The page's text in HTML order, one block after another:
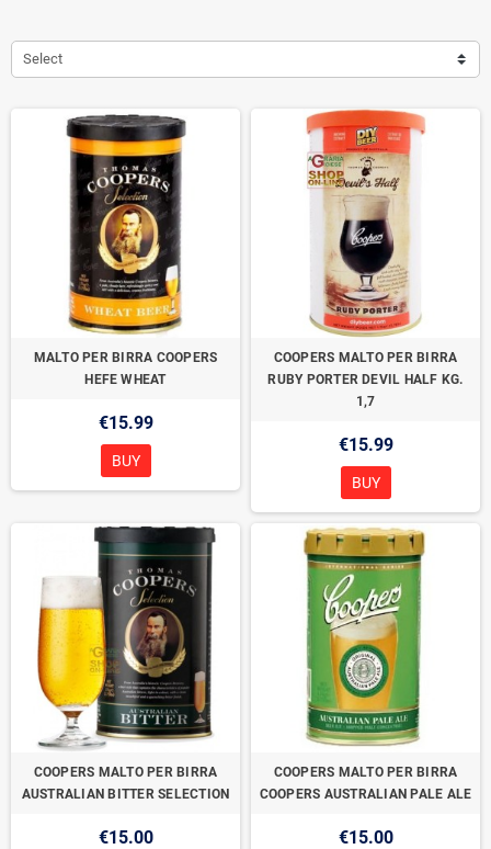
Select
MALTO PER BIRRA COOPERS
HEFE WHEAT
€15.99
BUY
COOPERS MALTO PER BIRRA
RUBY PORTER DEVIL HALF KG.
1,7
€15.99
BUY
COOPERS MALTO PER BIRRA
AUSTRALIAN BITTER SELECTION
€15.00
COOPERS MALTO PER BIRRA
COOPERS AUSTRALIAN PALE ALE
€15.00